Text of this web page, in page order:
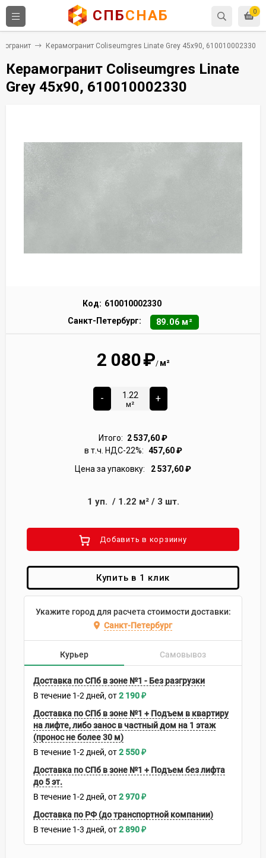
0
СПБСНАБ
Керамогранит Coliseumgres Linate Grey 45x90, 610010002330
Керамогранит Coliseumgres Linate
Grey 45x90, 610010002330
Код: 610010002330
Санкт-Петербург:
89.06 м²
2 080₽/ м²
-
м²
+
Итого: 2 537,60₽
в т.ч. НДС-22%: 457,60₽
Цена за упаковку:
2 537,60₽
1 уп. / 1.22 м²/ 3 шт.
Добавить в корзиину
Купить в 1 клик
Укажите город для расчета стоимости доставки:
Санкт-Петербург
Курьер Самовывоз
Доставка по СПб в зоне №1 - Без разгрузки
В течение 1-2 дней 2 190₽
Доставка по СПб в зоне №1 + Подъем в квартиру
на лифте, либо занос в частный дом на 1 этаж
(пронос не более 30 м)
В течение 1-2 дней 2 550₽
Доставка по СПб в зоне №1 + Подъем без лифта
до 5 эт.
В течение 1-2 дней 2 970₽
Доставка по РФ (до транспортной компании)
В течение 1-3 дней 2 890₽